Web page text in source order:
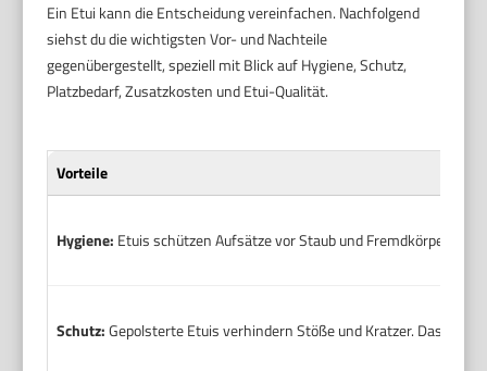
Ein Etui kann die Entscheidung vereinfachen. Nachfolgend
siehst du die wichtigsten Vor- und Nachteile
gegenübergestellt, speziell mit Blick auf Hygiene, Schutz,
Platzbedarf, Zusatzkosten und Etui-Qualität.
Vorteile
Hygiene: Etuis schützen Aufsätze vor Staub und Fremdkörpern.
Schutz:Gepolsterte Etuis verhindern Stöße und Kratzer. Das ist